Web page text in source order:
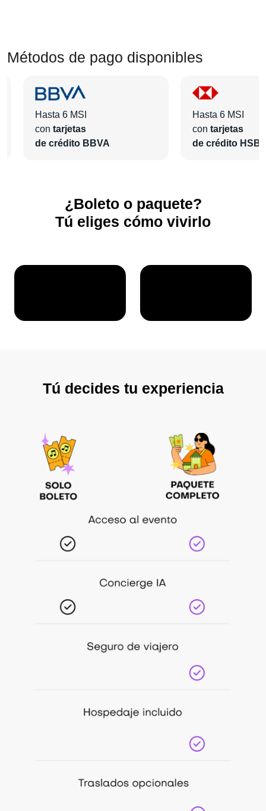
Métodos de pago disponibles
Hasta 6 MSI
con tarjetas
de crédito BBVA
Hasta 6 MSI
con tarjetas
de crédito
¿Boleto o paquete?
Tú eliges cómo vivirlo
Tú decides tu experiencia